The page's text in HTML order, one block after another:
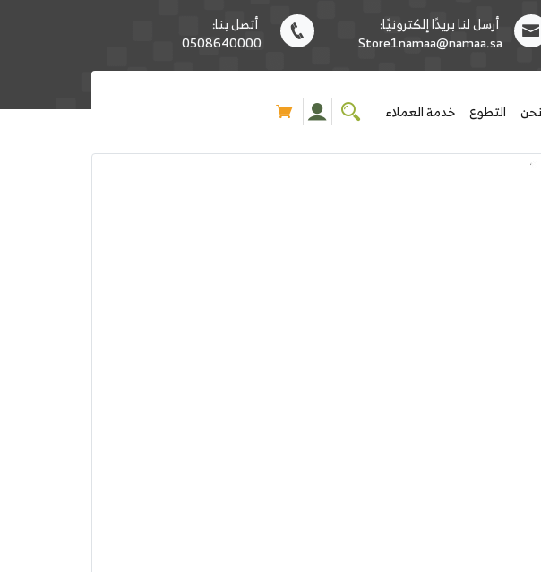
أرسل لنا بريدًا إلكترونيًا:
Store1namaa@namaa.sa
أتصل بنا:
0508640000
التطوع خدمة العملاء